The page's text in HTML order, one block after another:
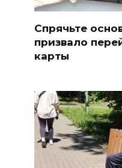
Спрячьте
призвало
карты